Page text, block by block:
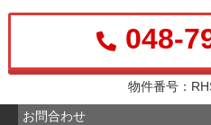
048-
物件番号：
お問合わせ